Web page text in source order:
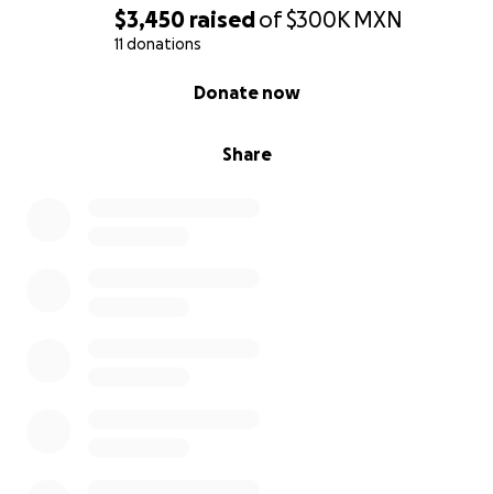
$3,450 raisedof$300K MXN
11 donations
Share
Donate now